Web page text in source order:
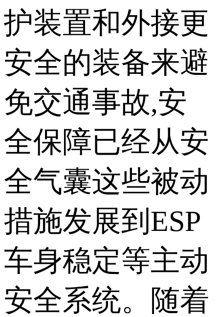
护装置和外接更
安全的装备来避
免交通事故,安
全保障已经从安
全气囊这些被动
措施发展到ESP
车身稳定等主动
安全系统。随着